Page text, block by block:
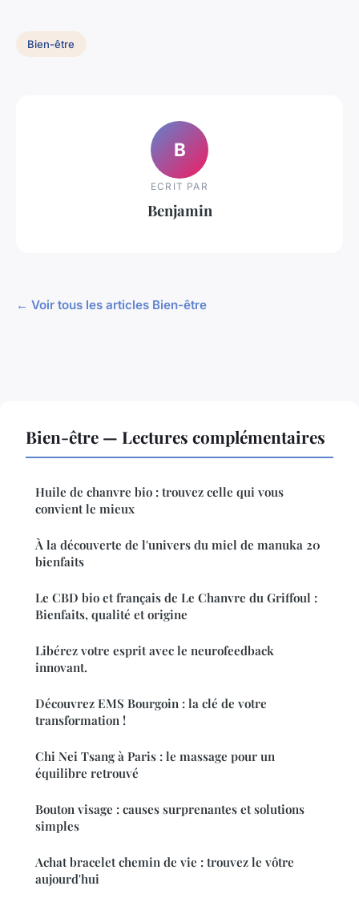
Bien-être
B
ECRIT PAR
Benjamin
← Voir tous les articles Bien-être
Bien-être — Lectures complémentaires
Huile de chanvre bio : trouvez celle qui vous
convient le mieux
À la découverte de l'univers du miel de manuka 20
bienfaits
Le CBD bio et français de Le Chanvre du Griffoul :
Bienfaits, qualité et origine
Libérez votre esprit avec le neurofeedback
innovant.
Découvrez EMS Bourgoin : la clé de votre
transformation !
Chi Nei Tsang à Paris : le massage pour un
équilibre retrouvé
Bouton visage : causes surprenantes et solutions
simples
Achat bracelet chemin de vie : trouvez le vôtre
aujourd'hui